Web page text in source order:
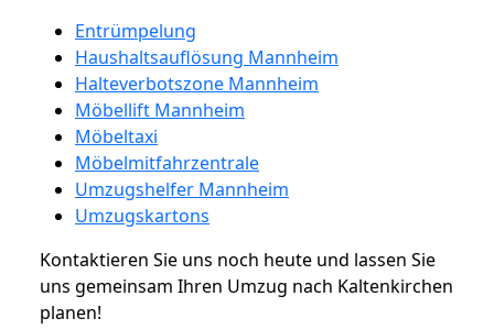
Entrümpelung
Haushaltsauflösung Mannheim
Halteverbotszone Mannheim
Möbellift Mannheim
Möbeltaxi
Möbelmitfahrzentrale
Umzugshelfer Mannheim
Umzugskartons
Kontaktieren Sie uns noch heute und lassen Sie
uns gemeinsam Ihren Umzug nach Kaltenkirchen
planen!